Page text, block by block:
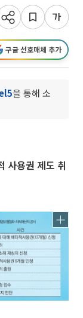
구글 선호매체 추가
을 통해 소
사용권 제도 취